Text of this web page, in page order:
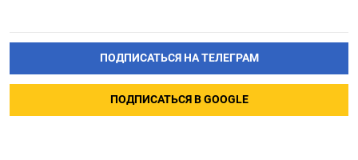
ПОДПИСАТЬСЯ НА ТЕЛЕГРАМ
ПОДПИСАТЬСЯ В GOOGLE